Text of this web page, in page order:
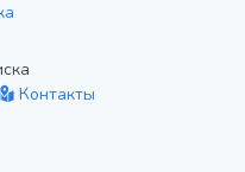
Контакты